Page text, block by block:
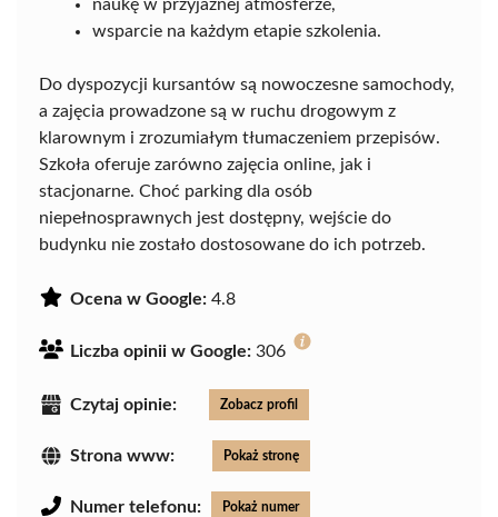
naukę w przyjaznej atmosferze,
wsparcie na każdym etapie szkolenia.
Do dyspozycji kursantów są nowoczesne samochody,
a zajęcia prowadzone są w ruchu drogowym z
klarownym i zrozumiałym tłumaczeniem przepisów.
Szkoła oferuje zarówno zajęcia online, jak i
stacjonarne. Choć parking dla osób
niepełnosprawnych jest dostępny, wejście do
budynku nie zostało dostosowane do ich potrzeb.
Ocena w Google: 4.8
Liczba opinii w Google: 306
Czytaj opinie: Zobacz profil
Strona www: Pokaż stronę
Numer telefonu: Pokaż numer